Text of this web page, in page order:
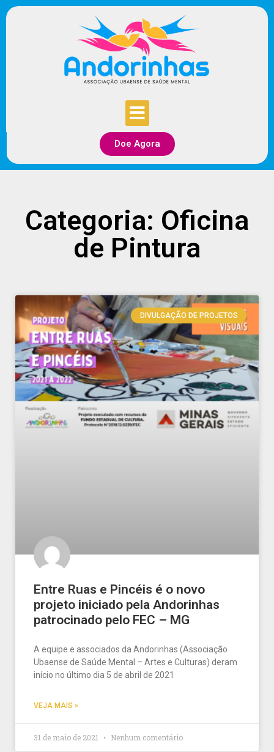
Doe Agora
Categoria: Oficina
de Pintura
DIVULGAÇÃO DE PROJETOS
Entre Ruas e Pincéis é o novo
projeto iniciado pela Andorinhas
patrocinado pelo FEC – MG
A equipe e associados da Andorinhas (Associação
Ubaense de Saúde Mental – Artes e Culturas) deram
início no último dia 5 de abril de 2021
VEJA MAIS »
31 de maio de 2021 Nenhum comentário